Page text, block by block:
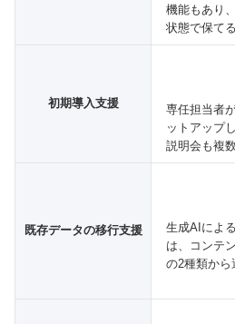
機能もあり
状態で保てる
初期導入支援
専任担当者
ットアップ
説明会も複
既存データの移行支援
生成AIによ
は、コンテ
の2種類から